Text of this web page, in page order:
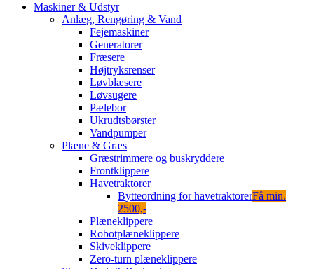
Maskiner & Udstyr
Anlæg, Rengøring & Vand
Fejemaskiner
Generatorer
Fræsere
Højtryksrenser
Løvblæsere
Løvsugere
Pælebor
Ukrudtsbørster
Vandpumper
Plæne & Græs
Græstrimmere og buskryddere
Frontklippere
Havetraktorer
Bytteordning for havetraktorerFå min.
2500,-
Plæneklippere
Robotplæneklippere
Skiveklippere
Zero-turn plæneklippere